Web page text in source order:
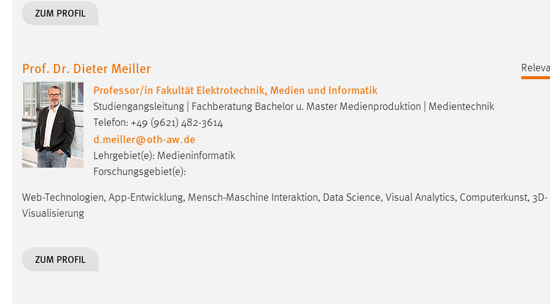
ZUM PROFIL
Prof. Dr. Dieter Meiller
Professor/in Fakultät Elektrotechnik, Medien und Informatik
Studiengangsleitung | Fachberatung Bachelor u. Master Medienproduktion | Medientechnik
Telefon: +49 (9621) 482-3614
d.meiller@oth-aw.de
Lehrgebiet(e): Medieninformatik
Forschungsgebiet(e):
Web-Technologien, App-Entwicklung, Mensch-Maschine Interaktion, Data Science, Visual Analytics, Computerkunst, 3D-
Visualisierung
ZUM PROFIL
Name: fe_user, be_user, be_lastLoginProvider
Zweck:
Dieser Cookie ist notwendig um sich an
der Website einloggen zu können.
Cookie Laufzeit: 24 Stunden
Statistik Cookies erfassen Informationen anonym.
Diese Informationen helfen uns zu verstehen, wie
Matomo